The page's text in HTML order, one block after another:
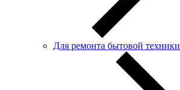
Для ремонта бытовой техники